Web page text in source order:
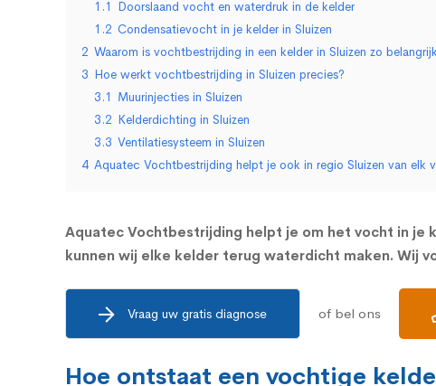
1.1 Doorslaand vocht en waterdruk in de kelder
1.2 Condensatievocht in je kelder in Sluizen
2 Waarom is vochtbestrijding in een kelder in Sluizen zo
3 Hoe werkt vochtbestrijding in Sluizen precies?
3.1 Muurinjecties in Sluizen
3.2 Kelderdichting in Sluizen
3.3 Ventilatiesysteem in Sluizen
4 Aquatec Vochtbestrijding helpt je ook in regio Sluizen van elk
Aquatec Vochtbestrijding helpt je om het vocht in je
kunnen wij elke kelder terug waterdicht maken. Wij
Vraag uw gratis diagnose of bel ons
Hoe ontstaat een vochtige